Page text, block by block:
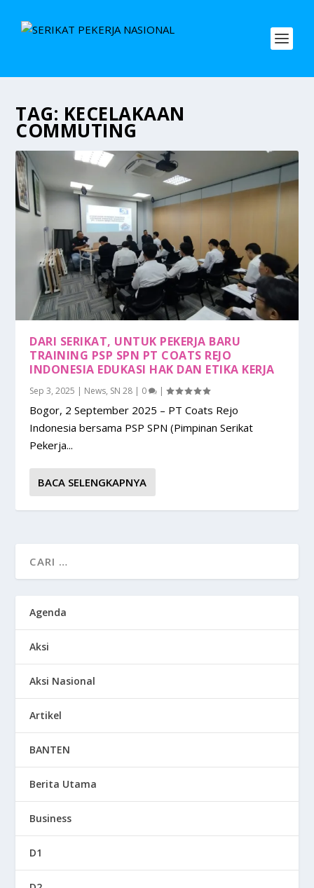
TAG: KECELAKAAN
COMMUTING
DARI SERIKAT, UNTUK PEKERJA BARU
TRAINING PSP SPN PT COATS REJO
INDONESIA EDUKASI HAK DAN ETIKA KERJA
Sep 3, 2025 | News, SN 28 | 0 |
Bogor, 2 September 2025 – PT Coats Rejo
Indonesia bersama PSP SPN (Pimpinan Serikat
Pekerja...
BACA SELENGKAPNYA
Agenda
Aksi
Aksi Nasional
Artikel
BANTEN
Berita Utama
Business
D1